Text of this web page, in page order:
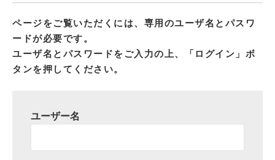
ページをご覧いただくには、専用のユーザ名とパスワ
ードが必要です。
ユーザ名とパスワードをご入力の上、「ログイン」ボ
タンを押してください。
ユーザー名